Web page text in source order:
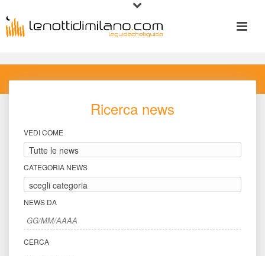
Ricerca new
VEDI COME
CATEGORIA NEWS
NEWS DA
CERCA